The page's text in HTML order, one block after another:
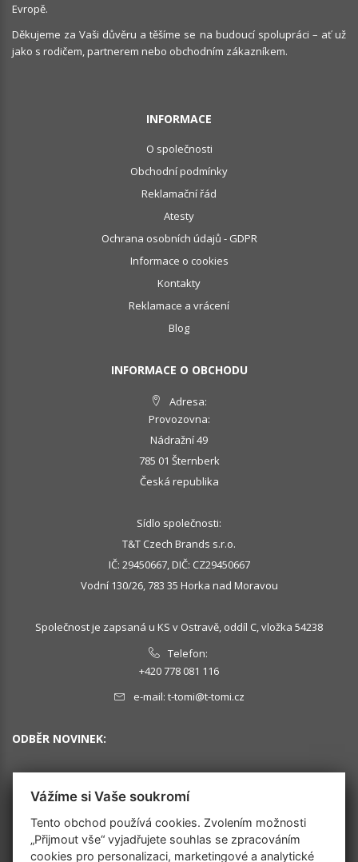
Evropě.
Děkujeme za Vaši důvěru a těšíme se na budoucí spolupráci – ať už
jako s rodičem, partnerem nebo obchodním zákazníkem.
INFORMACE
O společnosti
Obchodní podmínky
Reklamační řád
Atesty
Ochrana osobních údajů - GDPR
Informace o cookies
Kontakty
Reklamace a vrácení
Blog
INFORMACE O OBCHODU
Adresa:
Provozovna:
Nádražní 49
785 01 Šternberk
Česká republika
Sídlo společnosti:
T&T Czech Brands s.r.o.
IČ: 29450667, DIČ: CZ29450667
Vodní 130/26, 783 35 Horka nad Moravou
Společnost je zapsaná u KS v Ostravě, oddíl C, vložka 54238
Telefon:
+420 778 081 116
e-mail: t-tomi@t-tomi.cz
ODBĚR NOVINEK:
OK
Vážíme si Vaše soukromí
Tento obchod používá cookies. Zvolením možnosti
„Přijmout vše“ vyjadřujete souhlas se zpracováním
cookies pro personalizaci, marketingové a analytické